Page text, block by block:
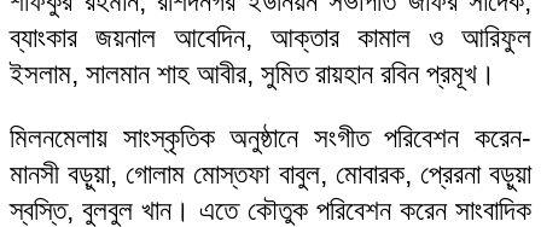
ব্যাংকার জয়নাল আবেদিন, আক্তার কামাল ও আরিফুল
ইসলাম, সালমান শাহ আবীর, সুমিত রায়হান রবিন প্রমূখ।
মিলনমেলায় সাংস্কৃতিক অনুষ্ঠানে সংগীত পরিবেশন করেন-
মানসী বড়ুয়া, গোলাম মোস্তফা বাবুল, মোবারক, প্রেরনা বড়ুয়া
স্বস্তি, বুলবুল খান। এতে কৌতুক পরিবেশন করেন সাংবাদিক